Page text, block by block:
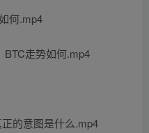
何.mp4
BTC走势如何.mp4
正的意图是什么.mp4